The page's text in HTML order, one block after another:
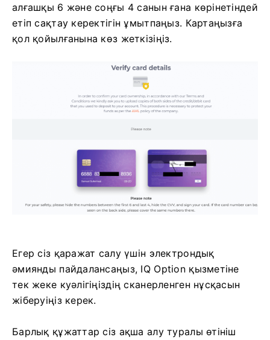
алғашқы 6 және соңғы 4 санын ғана көрінетіндей
етіп сақтау керектігін ұмытпаңыз. Картаңызға
қол қойылғанына көз жеткізіңіз.
Егер сіз қаражат салу үшін электрондық
әмиянды пайдалансаңыз, IQ Option қызметіне
тек жеке куәлігіңіздің сканерленген нұсқасын
жіберуіңіз керек.
Барлық құжаттар сіз ақша алу туралы өтініш